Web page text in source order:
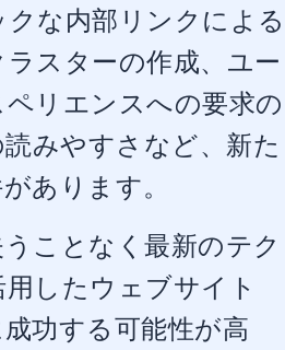
な内部リンクによる
ラスターの作成、ユー
リエンスへの要求の
みやすさなど、新た
あります。
ことなく最新のテク
したウェブサイト
功する可能性が高